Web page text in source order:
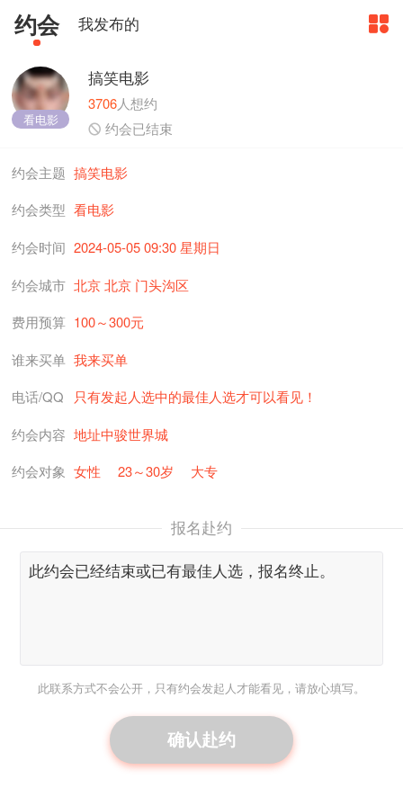
约会 我发布的
看电影
搞笑电影
3706人想约
 约会已结束
约会主题 搞笑电影
约会类型 看电影
约会时间 2024-05-05 09:30 星期日
约会城市 北京 北京 门头沟区
费用预算 100～300元
谁来买单 我来买单
电话/QQ
只有发起人选中的最佳人选才可以看见！
约会内容 地址中骏世界城
约会对象 女性 23～30岁 大专
报名赴约
此联系方式不会公开，只有约会发起人才能看见，请放心填写。
